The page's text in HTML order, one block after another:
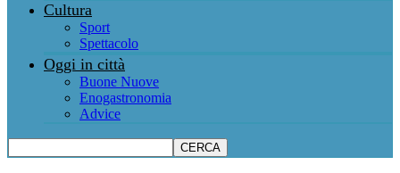
Cultura
Sport
Spettacolo
Oggi in città
Buone Nuove
Enogastronomia
Advice